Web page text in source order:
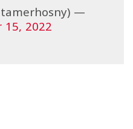
— Tamer Hosny (@tamerhosny)
2022